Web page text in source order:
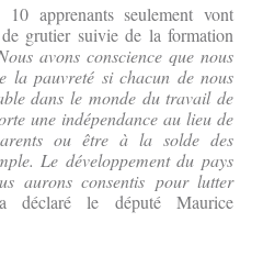
apprenants seulement vont
grutier suivie de la formation
avons conscience que nous
la pauvreté si chacun de nous
dans le monde du travail de
une indépendance au lieu de
ou être à la solde des
Le développement du pays
aurons consentis pour lutter
le député Maurice